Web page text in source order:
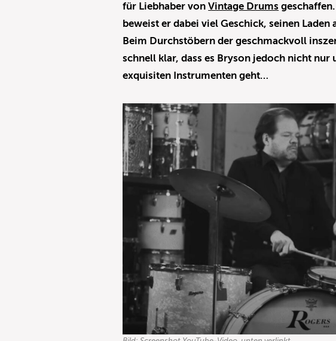
für Liebhaber vonVintage Drums
beweist er dabei viel Geschick, seinen
Beim Durchstöbern der geschmackvoll
schnell klar, dass es Bryson jedoch nicht nur
exquisiten Instrumenten geht…